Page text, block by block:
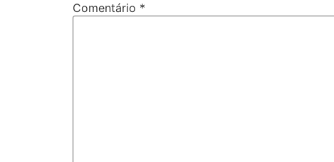
Comentário *